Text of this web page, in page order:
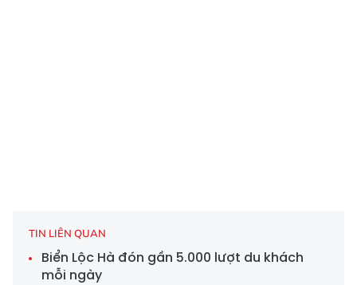
TIN LIÊN QUAN
Biển Lộc Hà đón gần 5.000 lượt du khách
mỗi ngày